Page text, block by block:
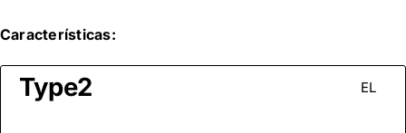
Características:
Type2 EL